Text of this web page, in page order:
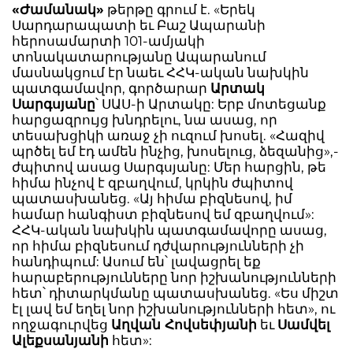
«Ժամանակ» թերթը գրում է. «Երեկ
Սարդարապատի եւ Բաշ Ապարանի
հերոսամարտի 101-ամյակի
տոնակատարությանը Ապարանում
մասնակցում էր նաեւ ՀՀԿ-ական նախկին
պատգամավոր, գործարար Արտակ
Սարգսյանը՝ ՍԱՍ-ի Արտակը: Երբ մոտեցանք
հարցազրույց խնդրելու, նա ասաց, որ
տեսախցիկի առաջ չի ուզում խոսել. «Հազիվ
պրծել եմ էդ ամեն ինչից, խոսելուց, ձեզանից»,-
ժպիտով ասաց Սարգսյանը: Մեր հարցին, թե
հիմա ինչով է զբաղվում, կրկին ժպիտով
պատասխանեց. «Այ հիմա բիզնեսով, իմ
համար հանգիստ բիզնեսով եմ զբաղվում»:
ՀՀԿ-ական նախկին պատգամավորը ասաց,
որ հիմա բիզնեսում դժվարությունների չի
հանդիպում: Ասում են՝ լավացրել եք
հարաբերությունները նոր իշխանությունների
հետ՝ դիտարկմանը պատասխանեց. «Ես միշտ
էլ լավ եմ եղել նոր իշխանությունների հետ», ու
ողջագուրվեց Աղվան Հովսեփյանի եւ Սամվել
Ալեքսանյանի հետ»: